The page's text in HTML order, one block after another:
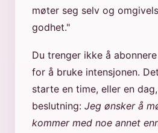
møter seg selv og
godhet."
Du trenger ikke å
for å bruke intensjonen.
starte en time, eller en
beslutning: Jeg ønsker å
kommer med noe annet